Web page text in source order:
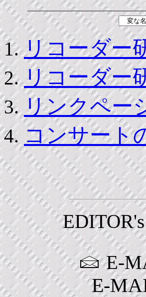
リコーダー
リコーダー
リンクペー
コンサート
E-
E-